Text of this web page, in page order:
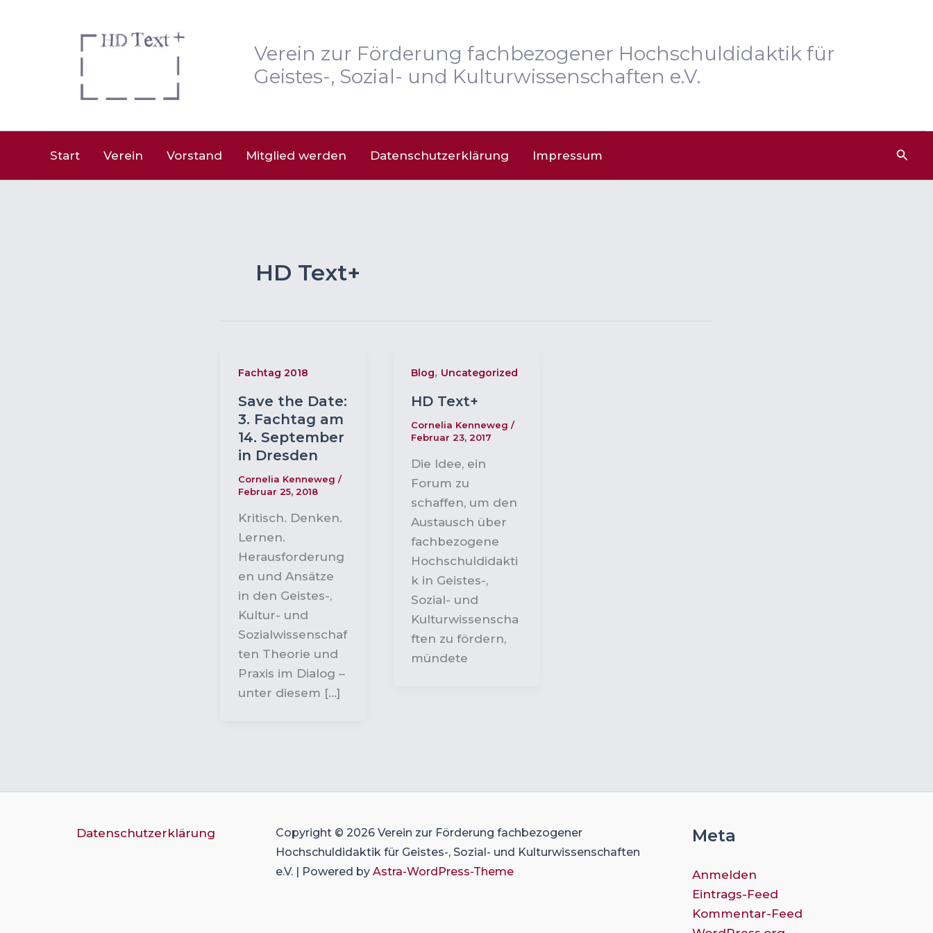
Verein zur Förderung fachbezogener Hochschuldidaktik für
Geistes-, Sozial- und Kulturwissenschaften e.V.
Start Verein Vorstand Mitglied werden Datenschutzerklärung Impressum
HD Text+
Fachtag 2018
Save the Date:
3. Fachtag am
14. September
in Dresden
Cornelia Kenneweg /
Februar 25, 2018
Kritisch. Denken.
Lernen.
Herausforderung
en und Ansätze
in den Geistes-,
Kultur- und
Sozialwissenschaf
ten Theorie und
Praxis im Dialog –
unter diesem […]
Blog, Uncategorized
HD Text+
Cornelia Kenneweg/
Februar 23, 2017
Die Idee, ein
Forum zu
schaffen, um den
Austausch über
fachbezogene
Hochschuldidakti
k in Geistes-,
Sozial- und
Kulturwissenscha
ften zu fördern,
mündete
Datenschutzerklärung
Copyright © 2026 Verein zur Förderung fachbezogener
Hochschuldidaktik für Geistes-, Sozial- und Kulturwissenschaften
e.V. | Powered by Astra-WordPress-Theme
Meta
Anmelden
Eintrags-Feed
Kommentar-Feed